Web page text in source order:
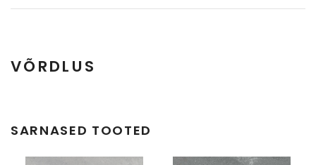
VÕRDLUS
Täisplaat
SARNASED TOOTED